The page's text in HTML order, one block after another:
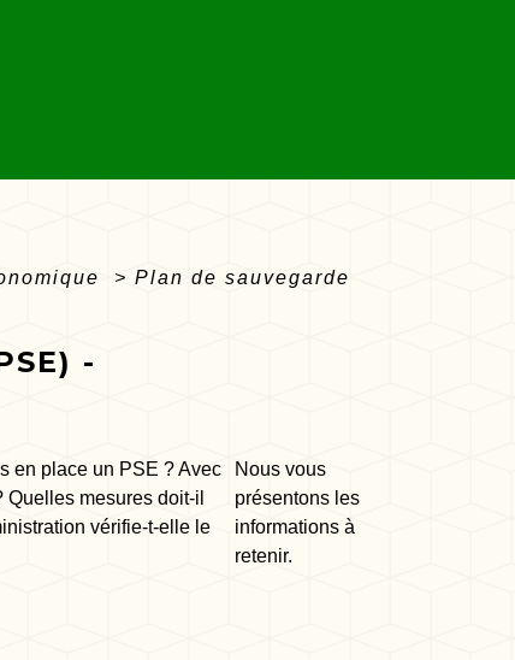
> Plan de sauvegarde
-
en place un PSE ? Avec
mesures doit-il
vérifie-t-elle le
Nous vous
présentons les
informations à
retenir.